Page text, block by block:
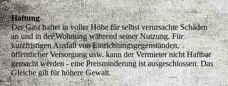
Haftung
Der Gast haftet in voller Höhe für selbst verursachte Schäden
an und in der Wohnung während seiner Nutzung. Für
kurzfristigen Ausfall von Einrichtungsgegenständen,
öffentlicher Versorgung usw. kann der Vermieter nicht Haftbar
gemacht werden - eine Preisminderung ist ausgeschlossen. Das
Gleiche gilt für höhere Gewalt.